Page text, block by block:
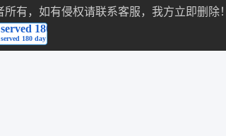
有，如有侵权请联系客服，我方立即删除！